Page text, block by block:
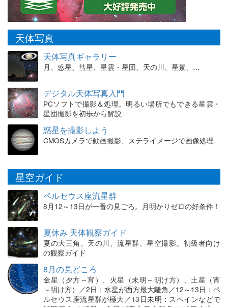
天体写真
天体写真ギャラリー
月、惑星、彗星、星雲・星団、天の川、星景、…
デジタル天体写真入門
PCソフトで撮影＆処理。明るい場所でもできる星雲・
星団撮影を初歩から解説
惑星を撮影しよう
CMOSカメラで動画撮影、ステライメージで画像処理
星空ガイド
ペルセウス座流星群
8月12～13日が一番の見ごろ。月明かりゼロの好条件！
夏休み 天体観察ガイド
夏の大三角、天の川、流星群、星空撮影。初級者向け
の観察ガイド
8月の見どころ
金星（夕方～宵）、火星（未明～明け方）、土星（宵
～明け方）／2日：水星が西方最大離角／12～13日：ペ
ルセウス座流星群が極大／13日未明：スペインなどで